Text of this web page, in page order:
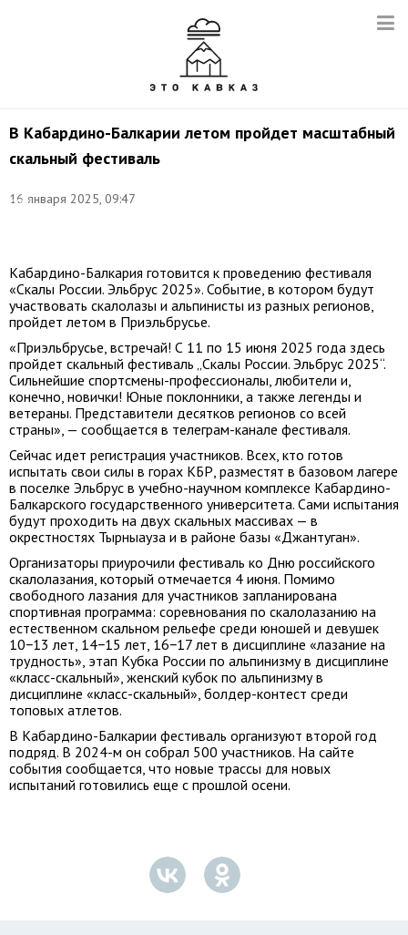
В Кабардино-Балкарии летом пройдет масштабный
скальный фестиваль
16 января 2025, 09:47
Иван
Кабардино-Балкария готовится к проведению фестиваля
«Скалы России. Эльбрус 2025». Событие, в котором будут
участвовать скалолазы и альпинисты из разных регионов,
пройдет летом в Приэльбрусье.
«Приэльбрусье, встречай! С 11 по 15 июня 2025 года здесь
пройдет скальный фестиваль „Скалы России. Эльбрус 2025“.
Сильнейшие спортсмены-профессионалы, любители и,
конечно, новички! Юные поклонники, а также легенды и
ветераны. Представители десятков регионов со всей
страны», — сообщается в телеграм-канале фестиваля.
Сейчас идет регистрация участников. Всех, кто готов
испытать свои силы в горах КБР, разместят в базовом лагере
в поселке Эльбрус в учебно-научном комплексе Кабардино-
Балкарского государственного университета. Сами испытания
будут проходить на двух скальных массивах — в
окрестностях Тырныауза и в районе базы «Джантуган».
Организаторы приурочили фестиваль ко Дню российского
скалолазания, который отмечается 4 июня. Помимо
свободного лазания для участников запланирована
спортивная программа: соревнования по скалолазанию на
естественном скальном рельефе среди юношей и девушек
10−13 лет, 14−15 лет, 16−17 лет в дисциплине «лазание на
трудность», этап Кубка России по альпинизму в дисциплине
«класс-скальный», женский кубок по альпинизму в
дисциплине «класс-скальный», болдер-контест среди
топовых атлетов.
В Кабардино-Балкарии фестиваль организуют второй год
подряд. В 2024-м он собрал 500 участников. На сайте
события сообщается, что новые трассы для новых
испытаний готовились еще с прошлой осени.